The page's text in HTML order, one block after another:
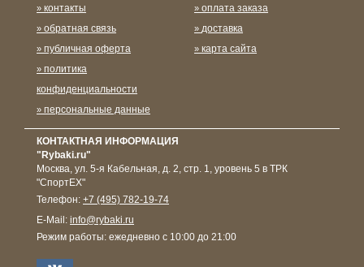
контакты
обратная связь
публичная оферта
политика
конфиденциальности
персональные данные
оплата заказа
доставка
карта сайта
КОНТАКТНАЯ ИНФОРМАЦИЯ
"Rybaki.ru"
Москва, ул. 5-я Кабельная, д. 2, стр. 1, уровень 5 в ТРК
"СпортЕХ"
Телефон: +7 (495) 782-19-74
E-Mail: info@rybaki.ru
Режим работы: ежедневно с 10:00 до 21:00